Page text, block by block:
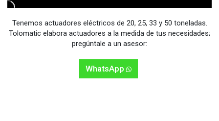
Tenemos actuadores eléctricos de 20, 25, 33 y 50 toneladas.
Tolomatic elabora actuadores a la medida de tus necesidades;
pregúntale a un asesor:
Whats​​​​App​​